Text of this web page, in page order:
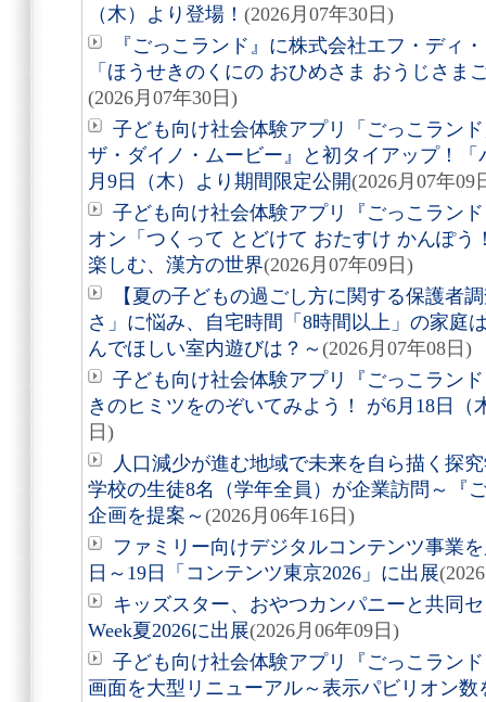
（木）より登場！ (2026月07年30日)
『ごっこランド』に株式会社エフ・ディ
「ほうせきのくにの おひめさま おうじさま
(2026月07年30日)
子ども向け社会体験アプリ「ごっこラン
ザ・ダイノ・ムービー』と初タイアップ！
月9日（木）より期間限定公開(2026月07年09
子ども向け社会体験アプリ『ごっこラン
オン「つくって とどけて おたすけ かんぽう
楽しむ、漢方の世界(2026月07年09日)
【夏の子どもの過ごし方に関する保護者
さ」に悩み、自宅時間「8時間以上」の家庭
んでほしい室内遊びは？～ (2026月07年08日)
子ども向け社会体験アプリ『ごっこラン
きのヒミツをのぞいてみよう！ が6月18日（
日)
人口減少が進む地域で未来を自ら描く探
学校の生徒8名（学年全員）が企業訪問～『
企画を提案～ (2026月06年16日)
ファミリー向けデジタルコンテンツ事業
日～19日「コンテンツ東京2026」に出展
キッズスター、おやつカンパニーと共同
Week夏2026に出展(2026月06年09日)
子ども向け社会体験アプリ『ごっこラン
画面を大型リニューアル～表示パビリオン